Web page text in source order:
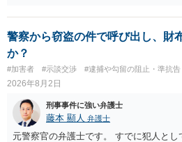
警察から窃盗の件で呼び出し、財
か？
#加害者 #示談交渉 #逮捕や勾留の阻止・準抗告
2026年8月2日
刑事事件に強い弁護士
藤本 顯人 弁護士
元警察官の弁護士です。 すでに犯人と